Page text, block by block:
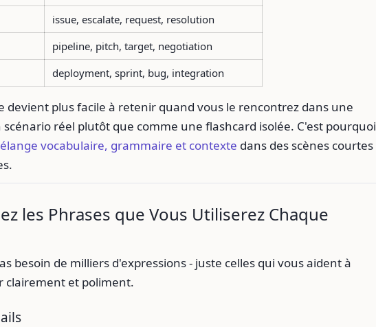
issue, escalate, request, resolution
pipeline, pitch, target, negotiation
deployment, sprint, bug, integration
devient plus facile à retenir quand vous le rencontrez dans une
réel plutôt que comme une flashcard isolée. C'est pourquoi
vocabulaire, grammaire et contexte dans des scènes courtes
les Phrases que Vous Utiliserez Chaque
besoin de milliers d'expressions - juste celles qui vous aident à
clairement et poliment.